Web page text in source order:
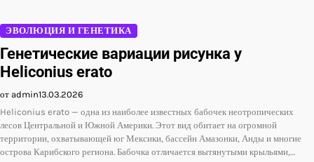
ЭВОЛЮЦИЯ И ГЕНЕТИКА
Генетические вариации рисунка у
Heliconius erato
от admin13.03.2026
Heliconius erato — одна из наиболее известных бабочек неотропических
лесов Центральной и Южной Америки. Этот вид обитает на огромной
территории, охватывающей юг Мексики, бассейн Амазонки, Анды и многие
острова Карибского региона. Бабочка отличается вытянутыми крыльями,…